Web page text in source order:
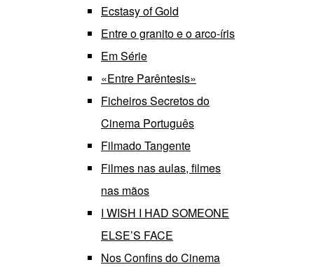
Ecstasy of Gold
Entre o granito e o arco-íris
Em Série
«Entre Parêntesis»
Ficheiros Secretos do
Cinema Português
Filmado Tangente
Filmes nas aulas, filmes
nas mãos
I WISH I HAD SOMEONE
ELSE’S FACE
Nos Confins do Cinema